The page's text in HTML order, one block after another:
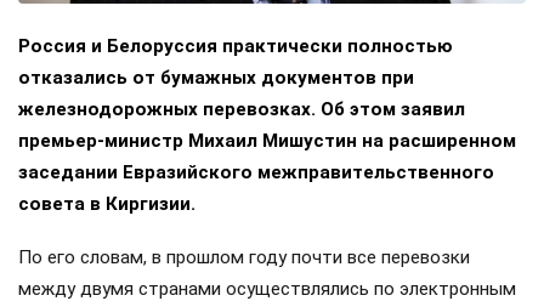
Россия и Белоруссия практически полностью
отказались от бумажных документов при
железнодорожных перевозках. Об этом заявил
премьер-министр Михаил Мишустин на расширенном
заседании Евразийского межправительственного
совета в Киргизии.
По его словам, в прошлом году почти все перевозки
между двумя странами осуществлялись по электронным